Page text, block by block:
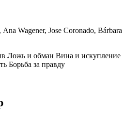
Wagener, Jose Coronado, Bárbara
Ложь и обман Вина и искупление
Борьба за правду